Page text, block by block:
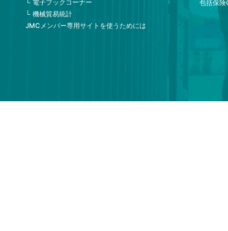
電子ブックコーナー
機械貿易統計
JMCメンバー専用サイトを使うためには
包括保険